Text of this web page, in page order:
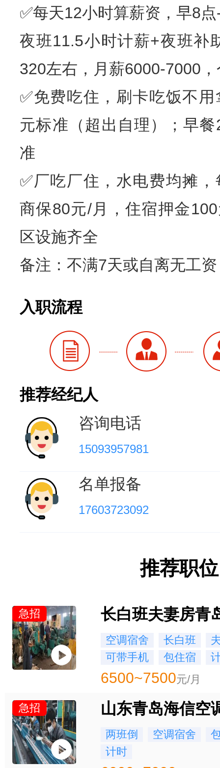
✅每天12小时算薪资，早8
夜班11.5小时计薪+夜班补
320左右，月薪6000-7000
✅免费吃住，刷卡吃饭不
元标准（超出自理）；早
准
✅厂吃厂住，水电费均摊
商保80元/月，住宿押金
区设施齐全
备注：不满7天或自离无工资
入职流程
推荐经纪人
咨询电话
15093957981
名单报备
17603723092
推荐职位
急招
空调宿舍 长白班
可带手机
包住宿
6500~7500元/月
急招 山东青岛海信空
两班倒 空调宿舍
计时